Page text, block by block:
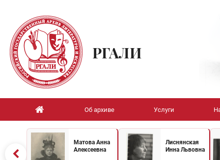
РГАЛИ
Об архиве Услуги
Матова Анна
Алексеевна
Лиснянская
Инна Львовна